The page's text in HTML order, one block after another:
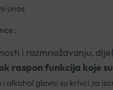
unos
i razmnožavanju,
raspon funkcija koje
i alkohol glavni su krivci za